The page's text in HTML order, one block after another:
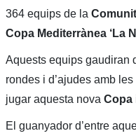
364 equips de la
Copa Mediterrànea ‘La
Aquests equips gaudiran
rondes i d’ajudes amb
jugar aquesta nova Copa
El guanyador d’entre